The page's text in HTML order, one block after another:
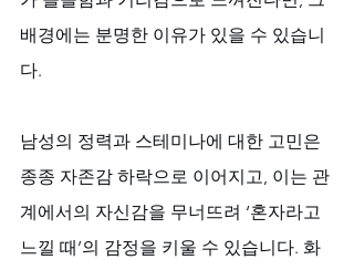
배경에는 분명한 이유가 있을 수 있습니
다.
남성의 정력과 스테미나에 대한 고민은
종종 자존감 하락으로 이어지고, 이는 관
계에서의 자신감을 무너뜨려 ‘혼자라고
느낄 때’의 감정을 키울 수 있습니다. 화